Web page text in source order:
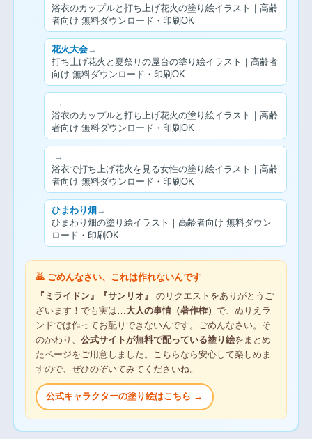
浴衣のカップルと打ち上げ花火の塗り絵イラスト｜高齢
者向け 無料ダウンロード・印刷OK
花火大会→
打ち上げ花火と夏祭りの屋台の塗り絵イラスト｜高齢者
向け 無料ダウンロード・印刷OK
→
浴衣のカップルと打ち上げ花火の塗り絵イラスト｜高齢
者向け 無料ダウンロード・印刷OK
→
浴衣で打ち上げ花火を見る女性の塗り絵イラスト｜高齢
者向け 無料ダウンロード・印刷OK
ひまわり畑 →
ひまわり畑の塗り絵イラスト｜高齢者向け 無料ダウン
ロード・印刷OK
🙇 ごめんなさい、これは作れないんです
『ミライドン』『サンリオ』
のリクエストをありがとうご
ざいます！でも実は… 大人の事情（著作権） で、ぬりえラ
ンドでは作ってお配りできないんです。ごめんなさい。そ
のかわり、 公式サイトが無料で配っている塗り絵をまとめ
たページをご用意しました。こちらなら安心して楽しめま
すので、ぜひのぞいてみてくださいね。
公式キャラクターの塗り絵はこちら →